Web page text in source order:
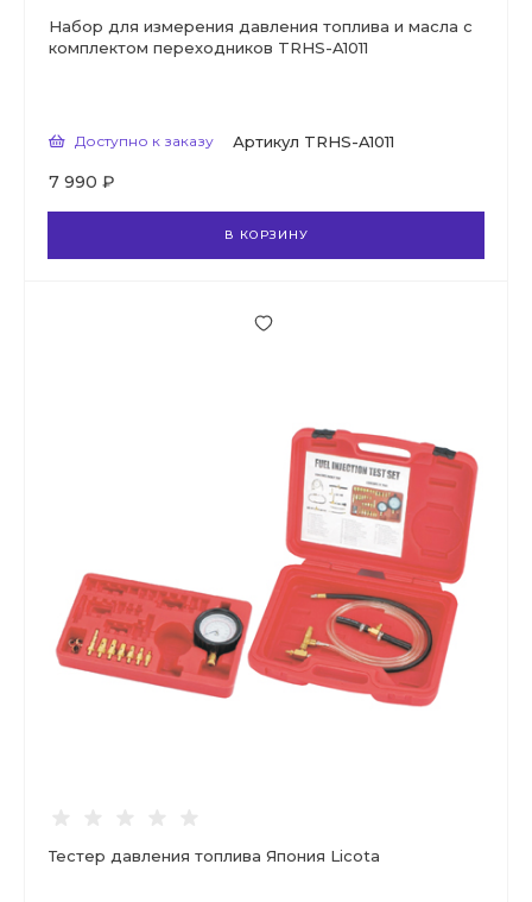
Набор для измерения давления топлива и масла с
комплектом переходников TRHS-A1011
Доступно к заказу Артикул TRHS-A1011
7 990 ₽
В КОРЗИНУ
Тестер давления топлива Япония Licota